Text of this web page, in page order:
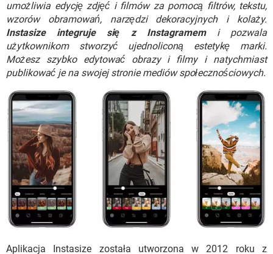
WINDOWS 10
umożliwia edycję zdjęć i filmów za pomocą filtrów, tekstu,
wzorów obramowań, narzędzi dekoracyjnych i kolaży.
Instasize integruje się z Instagramemi pozwala
użytkownikom stworzyć ujednoliconą estetykę marki.
Możesz szybko edytować obrazy i filmy i natychmiast
publikować je na swojej stronie mediów społecznościowych.
Aplikacja Instasize została utworzona w 2012 roku z